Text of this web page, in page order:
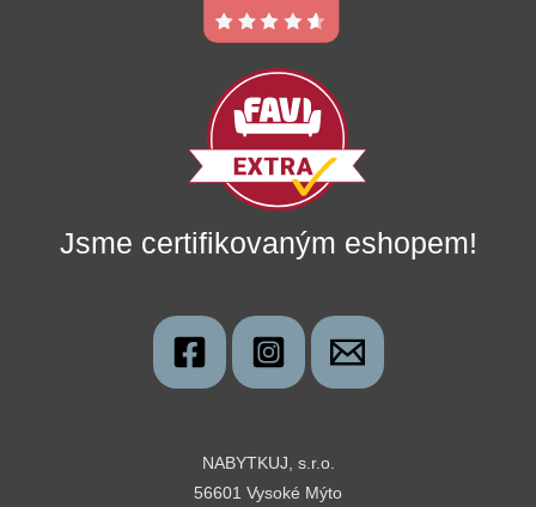
Jsme certifikovaným eshopem!
NABYTKUJ, s.r.o.
56601 Vysoké Mýto